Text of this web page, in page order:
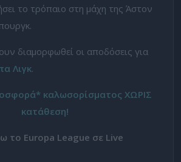
το τρόπαιο στη μάχη της Άστον
διαμορφωθεί οι αποδόσεις για
Λιγκ.
καλωσορίσματος ΧΩΡΙΣ
κατάθεση!
το Europa League σε Live